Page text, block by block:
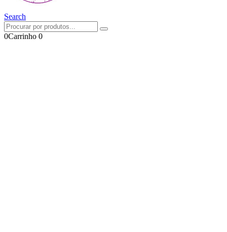
Search
0Carrinho 0